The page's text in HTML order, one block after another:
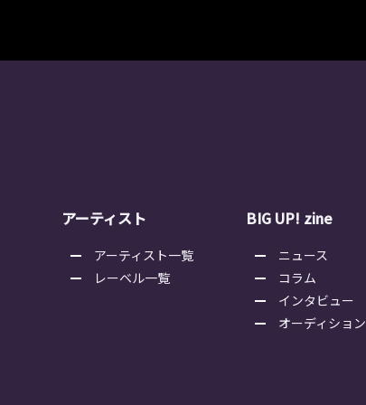
アーティスト
アーティスト一覧
レーベル一覧
BIG UP! zine
ニュース
コラム
インタビュー
オーディション